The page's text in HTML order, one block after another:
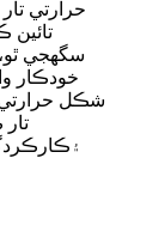
سگهجي
خودڪار
۽